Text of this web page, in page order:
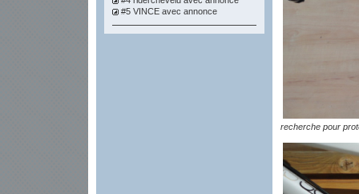
#5 VINCE avec annonce
recherche pour